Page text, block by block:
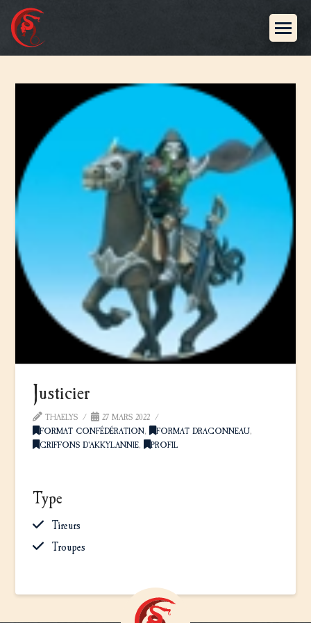
Justicier
THAELYS
27 MARS 2022
FORMAT CONFÉDÉRATION, FORMAT DRAGONNEAU,
GRIFFONS D'AKKYLANNIE, PROFIL
Type
Tireurs
Troupes